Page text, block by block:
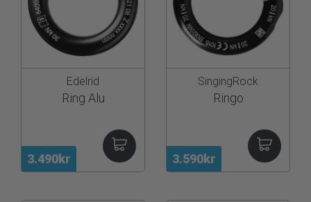
3.490kr
Edelrid
Ring Alu
3.590kr
SingingRock
Ringo